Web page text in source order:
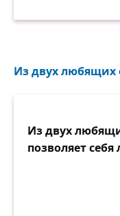
Из двух любящих
Из двух
позволяет